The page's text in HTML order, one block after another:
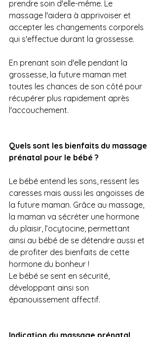
prendre soin d'elle-même. Le
massage l'aidera à apprivoiser et
accepter les changements corporels
qui s'effectue durant la grossesse.
En prenant soin d'elle pendant la
grossesse, la future maman met
toutes les chances de son côté pour
récupérer plus rapidement après
l'accouchement.
Quels sont les bienfaits du massage
prénatal pour le bébé ?
Le bébé entend les sons, ressent les
caresses mais aussi les angoisses de
la future maman. Grâce au massage,
la maman va sécréter une hormone
du plaisir, l’ocytocine, permettant
ainsi au bébé de se détendre aussi et
de profiter des bienfaits de cette
hormone du bonheur !
Le bébé se sent en sécurité,
développant ainsi son
épanouissement affectif.